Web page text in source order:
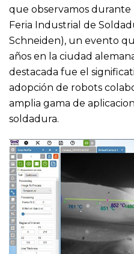
que observamos durante
Feria Industrial de
Schneiden), un evento
años en la ciudad
destacada fue el
adopción de robots
amplia gama de
soldadura.